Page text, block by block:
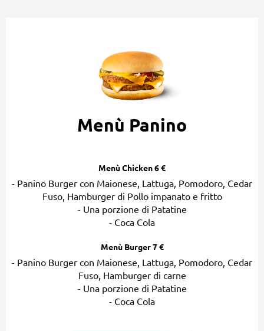
Menù Panino
Menù Chicken 6 €
- Panino Burger con Maionese, Lattuga, Pomodoro, Cedar
Fuso, Hamburger di Pollo impanato e fritto
- Una porzione di Patatine
- Coca Cola
Menù Burger 7 €
- Panino Burger con Maionese, Lattuga, Pomodoro, Cedar
Fuso, Hamburger di carne
- Una porzione di Patatine
- Coca Cola